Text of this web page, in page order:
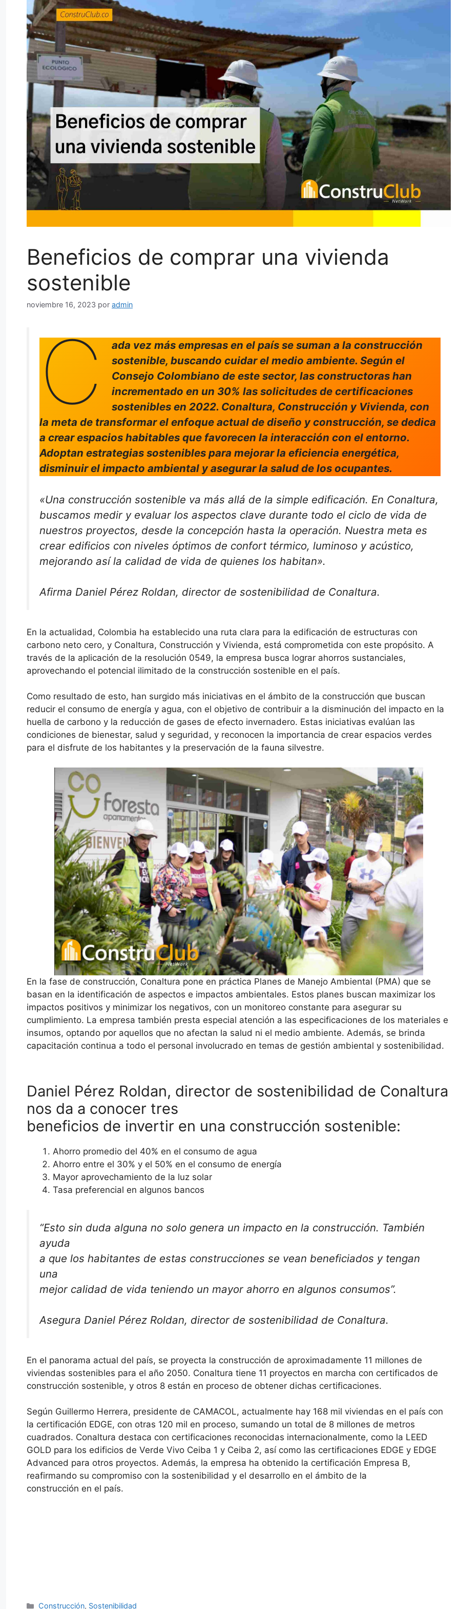
Beneficios de comprar una vivienda
sostenible
noviembre 16, 2023 por admin
C
ada vez más empresas en el país se suman a la construcción
sostenible, buscando cuidar el medio ambiente. Según el
Consejo Colombiano de este sector, las constructoras han
incrementado en un 30% las solicitudes de certificaciones
sostenibles en 2022. Conaltura, Construcción y Vivienda, con
la meta de transformar el enfoque actual de diseño y construcción, se dedica
a crear espacios habitables que favorecen la interacción con el entorno.
Adoptan estrategias sostenibles para mejorar la eficiencia energética,
disminuir el impacto ambiental y asegurar la salud de los ocupantes.
«Una construcción sostenible va más allá de la simple edificación. En Conaltura,
buscamos medir y evaluar los aspectos clave durante todo el ciclo de vida de
nuestros proyectos, desde la concepción hasta la operación. Nuestra meta es
crear edificios con niveles óptimos de confort térmico, luminoso y acústico,
mejorando así la calidad de vida de quienes los habitan».
Afirma Daniel Pérez Roldan, director de sostenibilidad de Conaltura.
En la actualidad, Colombia ha establecido una ruta clara para la edificación de estructuras con
carbono neto cero, y Conaltura, Construcción y Vivienda, está comprometida con este propósito. A
través de la aplicación de la resolución 0549, la empresa busca lograr ahorros sustanciales,
aprovechando el potencial ilimitado de la construcción sostenible en el país.
Como resultado de esto, han surgido más iniciativas en el ámbito de la construcción que buscan
reducir el consumo de energía y agua, con el objetivo de contribuir a la disminución del impacto en la
huella de carbono y la reducción de gases de efecto invernadero. Estas iniciativas evalúan las
condiciones de bienestar, salud y seguridad, y reconocen la importancia de crear espacios verdes
para el disfrute de los habitantes y la preservación de la fauna silvestre.
En la fase de construcción, Conaltura pone en práctica Planes de Manejo Ambiental (PMA) que se
basan en la identificación de aspectos e impactos ambientales. Estos planes buscan maximizar los
impactos positivos y minimizar los negativos, con un monitoreo constante para asegurar su
cumplimiento. La empresa también presta especial atención a las especificaciones de los materiales e
insumos, optando por aquellos que no afectan la salud ni el medio ambiente. Además, se brinda
capacitación continua a todo el personal involucrado en temas de gestión ambiental y sostenibilidad.
Daniel Pérez Roldan, director de sostenibilidad de Conaltura
nos da a conocer tres
beneficios de invertir en una construcción sostenible:
Ahorro promedio del 40% en el consumo de agua
Ahorro entre el 30% y el 50% en el consumo de energía
Mayor aprovechamiento de la luz solar
Tasa preferencial en algunos bancos
“Esto sin duda alguna no solo genera un impacto en la construcción. También
ayuda
a que los habitantes de estas construcciones se vean beneficiados y tengan
una
mejor calidad de vida teniendo un mayor ahorro en algunos consumos”.
Asegura Daniel Pérez Roldan, director de sostenibilidad de Conaltura.
En el panorama actual del país, se proyecta la construcción de aproximadamente 11 millones de
viviendas sostenibles para el año 2050. Conaltura tiene 11 proyectos en marcha con certificados de
construcción sostenible, y otros 8 están en proceso de obtener dichas certificaciones.
Según Guillermo Herrera, presidente de CAMACOL, actualmente hay 168 mil viviendas en el país con
la certificación EDGE, con otras 120 mil en proceso, sumando un total de 8 millones de metros
cuadrados. Conaltura destaca con certificaciones reconocidas internacionalmente, como la LEED
GOLD para los edificios de Verde Vivo Ceiba 1 y Ceiba 2, así como las certificaciones EDGE y EDGE
Advanced para otros proyectos. Además, la empresa ha obtenido la certificación Empresa B,
reafirmando su compromiso con la sostenibilidad y el desarrollo en el ámbito de la
construcción en el país.
Categorías
Construcción, Sostenibilidad